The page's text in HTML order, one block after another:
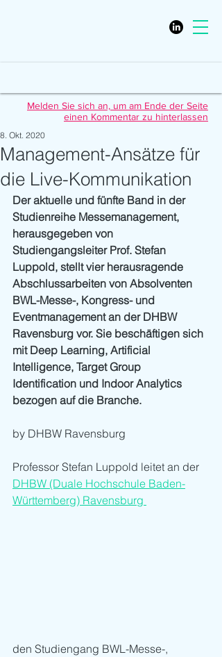
Melden Sie sich an, um am Ende der Seite
einen Kommentar zu hinterlassen
Management-Ansätze für
die Live-Kommunikation
8. Okt. 2020
Der aktuelle und fünfte Band in der
Studienreihe Messemanagement,
herausgegeben von
Studiengangsleiter Prof. Stefan
Luppold, stellt vier herausragende
Abschlussarbeiten von Absolventen
BWL-Messe-, Kongress- und
Eventmanagement an der DHBW
Ravensburg vor. Sie beschäftigen sich
mit Deep Learning, Artificial
Intelligence, Target Group
Identification und Indoor Analytics
bezogen auf die Branche.
by DHBW Ravensburg
Professor Stefan Luppold leitet an der
DHBW (Duale Hochschule Baden-
Württemberg) Ravensburg
den Studiengang BWL-Messe-,